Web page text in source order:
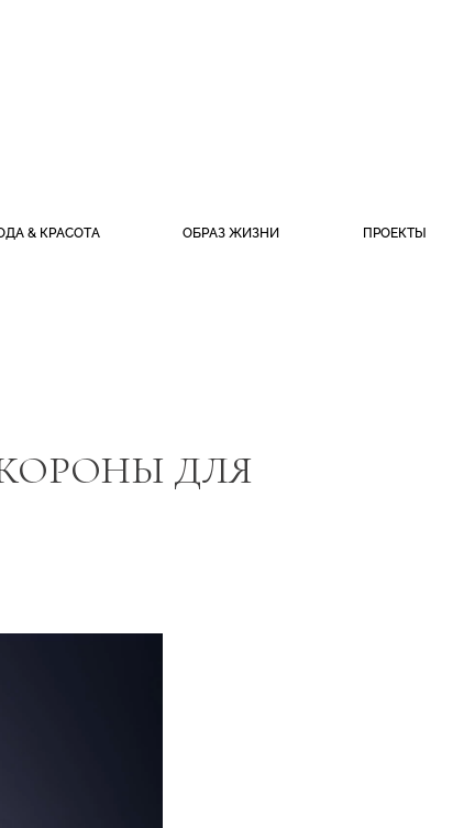
& КРАСОТА ОБРАЗ ЖИЗНИ ПРОЕКТЫ
КОРОНЫ ДЛЯ